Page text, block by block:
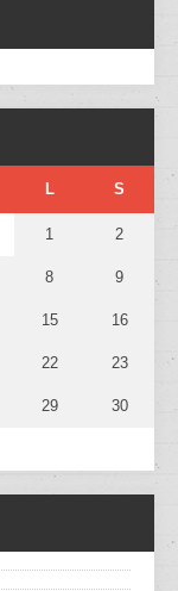
L S
1 2
8 9
15 16
22 23
29 30